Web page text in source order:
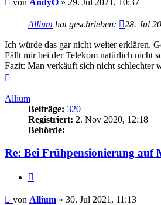
von AndyO » 29. Jul 2021, 10:37
Allium hat geschrieben: 28. Jul
Ich würde das gar nicht weiter erklären.
Fällt mir bei der Telekom natürlich nicht
Fazit: Man verkäuft sich nicht schlechter
Allium
Beiträge: 320
Registriert: 2. Nov 2020, 12:18
Behörde:
Re: Bei Frühpensionierung auf
Beitrag
von Allium » 30. Jul 2021, 11:13